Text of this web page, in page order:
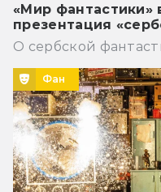
«Мир фантастики»
презентация
О сербской
Фан